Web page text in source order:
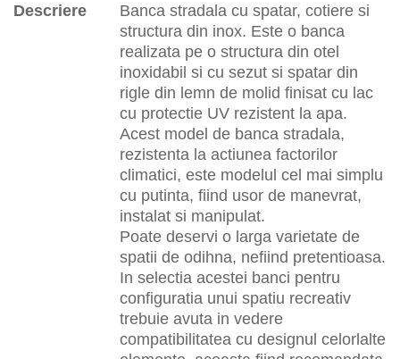
Descriere
Banca stradala cu spatar, cotiere si
structura din inox. Este o banca
realizata pe o structura din otel
inoxidabil si cu sezut si spatar din
rigle din lemn de molid finisat cu lac
cu protectie UV rezistent la apa.
Acest model de banca stradala,
rezistenta la actiunea factorilor
climatici, este modelul cel mai simplu
cu putinta, fiind usor de manevrat,
instalat si manipulat.
Poate deservi o larga varietate de
spatii de odihna, nefiind pretentioasa.
In selectia acestei banci pentru
configuratia unui spatiu recreativ
trebuie avuta in vedere
compatibilitatea cu designul celorlalte